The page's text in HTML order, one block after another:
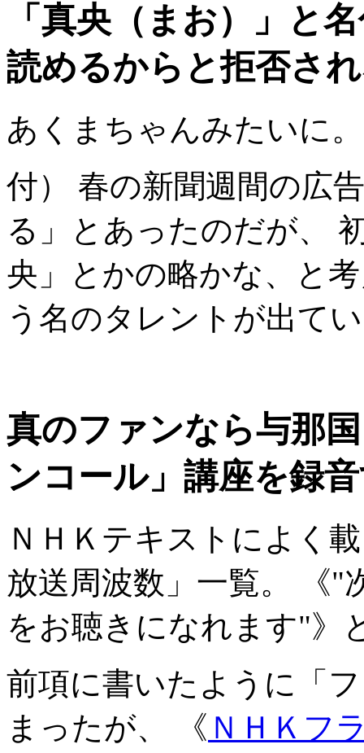
「真央（まお）」と
読めるからと拒否さ
あくまちゃんみたいに。
付） 春の新聞週間の広
る」とあったのだが、
央」とかの略かな、と
う名のタレントが出て
真のファンなら与那
ンコール」講座を録
ＮＨＫテキストによく
放送周波数」一覧。 《
をお聴きになれます 》
前項に書いたように「
まったが、 《 ＮＨＫフ